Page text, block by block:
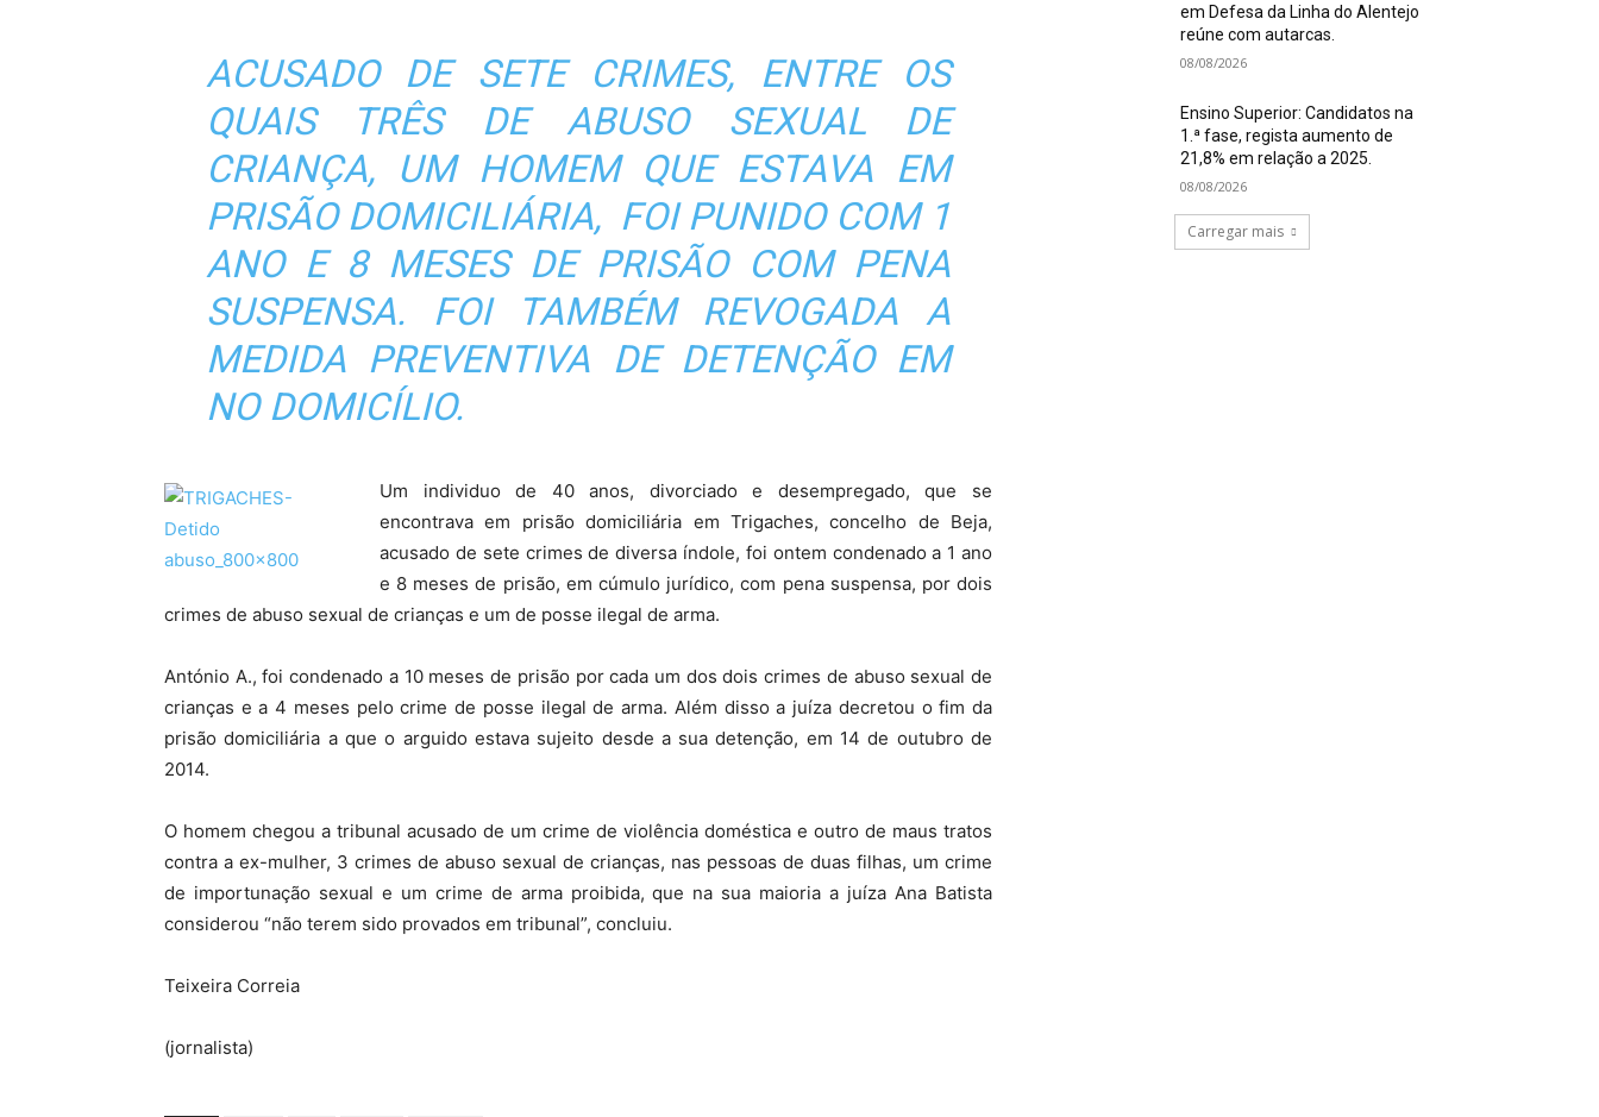
ACUSADO DE SETE CRIMES, ENTRE OS
QUAIS TRÊS DE ABUSO SEXUAL DE
CRIANÇA, UM HOMEM QUE ESTAVA EM
PRISÃO DOMICILIÁRIA, FOI PUNIDO COM 1
ANO E 8 MESES DE PRISÃO COM PENA
SUSPENSA. FOI TAMBÉM REVOGADA A
MEDIDA PREVENTIVA DE DETENÇÃO EM
NO DOMICÍLIO.
Um individuo de 40 anos, divorciado e desempregado, que se
encontrava em prisão domiciliária em Trigaches, concelho de Beja,
acusado de sete crimes de diversa índole, foi ontem condenado a 1 ano
e 8 meses de prisão, em cúmulo jurídico, com pena suspensa, por dois
crimes de abuso sexual de crianças e um de posse ilegal de arma.
António A., foi condenado a 10 meses de prisão por cada um dos dois crimes de abuso sexual de
crianças e a 4 meses pelo crime de posse ilegal de arma. Além disso a juíza decretou o fim da
prisão domiciliária a que o arguido estava sujeito desde a sua detenção, em 14 de outubro de
2014.
O homem chegou a tribunal acusado de um crime de violência doméstica e outro de maus tratos
contra a ex-mulher, 3 crimes de abuso sexual de crianças, nas pessoas de duas filhas, um crime
de importunação sexual e um crime de arma proibida, que na sua maioria a juíza Ana Batista
considerou “não terem sido provados em tribunal”, concluiu.
Teixeira Correia
(jornalista)
em Defesa da Linha do Alentejo
reúne com autarcas.
08/08/2026
Ensino Superior: Candidatos na
1.ª fase, regista aumento de
21,8% em relação a 2025.
08/08/2026
Carregar mais